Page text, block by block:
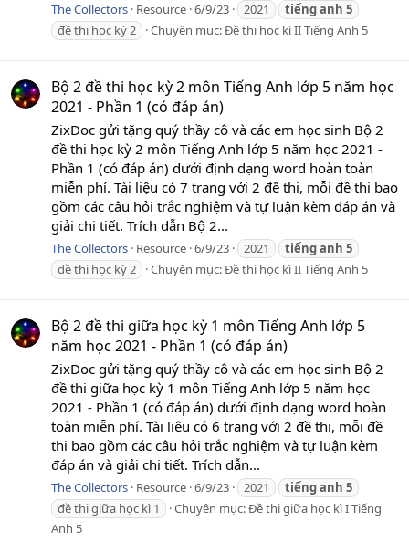
The Collectors Resource 6/9/23 2021 tiếnganh 5
đề thi học kỳ 2
Chuyên mục:Đề thi học kì II Tiếng Anh 5
Bộ 2 đề thi học kỳ 2 môn Tiếng Anh lớp 5 năm học
2021 - Phần 1 (có đáp án)
ZixDoc gửi tặng quý thầy cô và các em học sinh Bộ 2
đề thi học kỳ 2 môn Tiếng Anh lớp 5 năm học 2021 -
Phần 1 (có đáp án) dưới định dạng word hoàn toàn
miễn phí. Tài liệu có 7 trang với 2 đề thi, mỗi đề thi bao
gồm các câu hỏi trắc nghiệm và tự luận kèm đáp án và
giải chi tiết. Trích dẫn Bộ 2...
The Collectors Resource 6/9/23 2021 tiếnganh 5
đề thi học kỳ 2
Chuyên mục:Đề thi học kì II Tiếng Anh 5
Bộ 2 đề thi giữa học kỳ 1 môn Tiếng Anh lớp 5
năm học 2021 - Phần 1 (có đáp án)
ZixDoc gửi tặng quý thầy cô và các em học sinh Bộ 2
đề thi giữa học kỳ 1 môn Tiếng Anh lớp 5 năm học
2021 - Phần 1 (có đáp án) dưới định dạng word hoàn
toàn miễn phí. Tài liệu có 6 trang với 2 đề thi, mỗi đề
thi bao gồm các câu hỏi trắc nghiệm và tự luận kèm
đáp án và giải chi tiết. Trích dẫn...
The Collectors Resource 6/9/23 2021 tiếnganh 5
đề thi giữa học kì 1
Chuyên mục:Đề thi giữa học kì I Tiếng
Anh 5